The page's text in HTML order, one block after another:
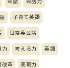
会話 会話力
子育て英語
日常英会話
力 考える力 英語
改革 表現力